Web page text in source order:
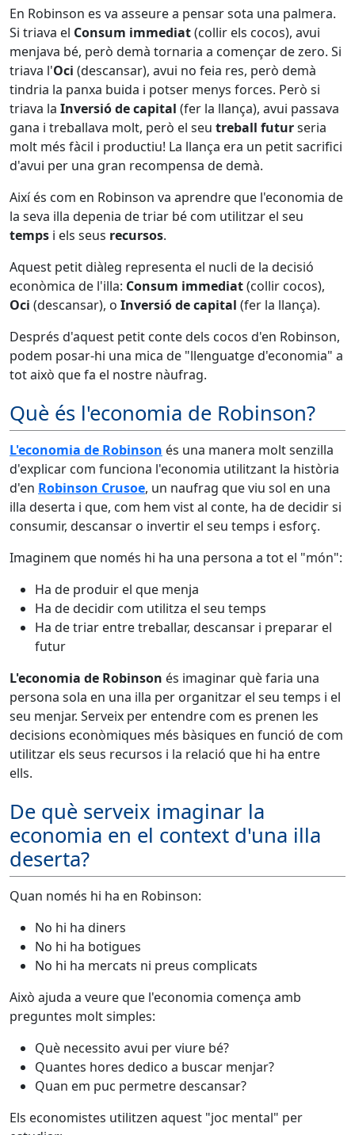
En Robinson es va asseure a pensar sota una palmera.
Si triava el Consum immediat(collir els cocos), avui
menjava bé, però demà tornaria a començar de zero. Si
triava l'Oci (descansar), avui no feia res, però demà
tindria la panxa buida i potser menys forces. Però si
triava la Inversió de capital (fer la llança), avui passava
gana i treballava molt, però el seu treball futurseria
molt més fàcil i productiu! La llança era un petit sacrifici
d'avui per una gran recompensa de demà.
Així és com en Robinson va aprendre que l'economia de
la seva illa depenia de triar bé com utilitzar el seu
temps i els seus recursos.
Aquest petit diàleg representa el nucli de la decisió
econòmica de l'illa: Consum immediat(collir cocos),
Oci (descansar), o Inversió de capital (fer la llança).
Després d'aquest petit conte dels cocos d'en Robinson,
podem posar-hi una mica de "llenguatge d'economia" a
tot això que fa el nostre nàufrag.
Què és l'economia de Robinson?
L'economia de Robinson és una manera molt senzilla
d'explicar com funciona l'economia utilitzant la història
d'en Robinson Crusoe, un naufrag que viu sol en una
illa deserta i que, com hem vist al conte, ha de decidir si
consumir, descansar o invertir el seu temps i esforç.
Imaginem que només hi ha una persona a tot el "món":
Ha de produir el que menja
Ha de decidir com utilitza el seu temps
Ha de triar entre treballar, descansar i preparar el
futur
L'economia de Robinson és imaginar què faria una
persona sola en una illa per organitzar el seu temps i el
seu menjar. Serveix per entendre com es prenen les
decisions econòmiques més bàsiques en funció de com
utilitzar els seus recursos i la relació que hi ha entre
ells.
De què serveix imaginar la
economia en el context d'una illa
deserta?
Quan només hi ha en Robinson:
No hi ha diners
No hi ha botigues
No hi ha mercats ni preus complicats
Això ajuda a veure que l'economia comença amb
preguntes molt simples:
Què necessito avui per viure bé?
Quantes hores dedico a buscar menjar?
Quan em puc permetre descansar?
Els economistes utilitzen aquest "joc mental" per